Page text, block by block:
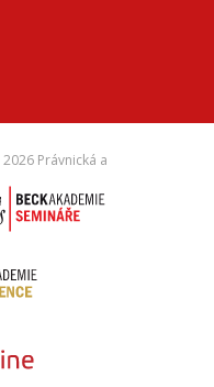
2026 Právnická a